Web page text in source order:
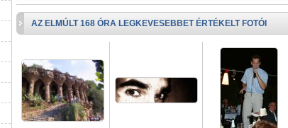
AZ ELMÚLT 168 ÓRA LEGKEVESEBBET ÉRTÉKELT FOTÓI